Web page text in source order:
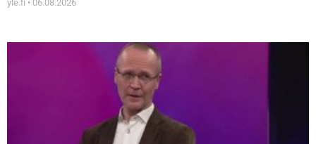
yle.fi 06.08.2026